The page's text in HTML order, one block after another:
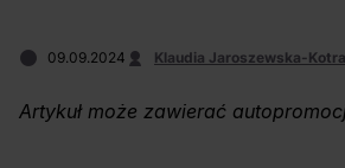
09.09.2024 Klaudia Jaroszewska-
Artykuł może zawierać